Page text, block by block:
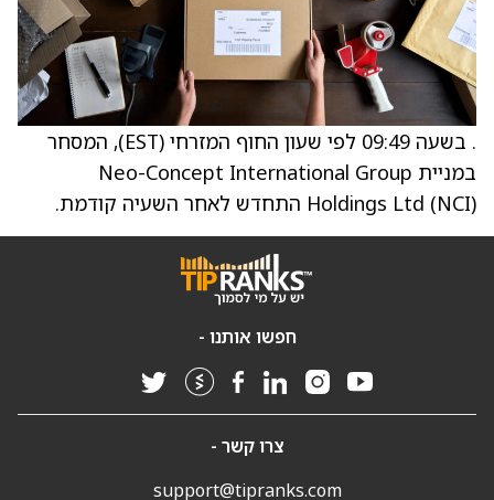
. בשעה 09:49 לפי שעון החוף המזרחי (EST), המסחר
במניית Neo-Concept International Group
Holdings Ltd (NCI) התחדש לאחר השעיה קודמת.
חפשו אותנו -
צרו קשר -
support@tipranks.com